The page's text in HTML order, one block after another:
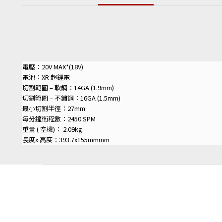
電壓：20V MAX*(18V)
電池：XR 超鋰電
切割範圍 – 軟鋼：14GA (1.9mm)
切割範圍 – 不鏽鋼：16GA (1.5mm)
最小切割半徑：27mm
每分鐘衝程數：2450 SPM
重量 ( 空機)： 2.09kg
長度x 高度：393.7x155mmmm